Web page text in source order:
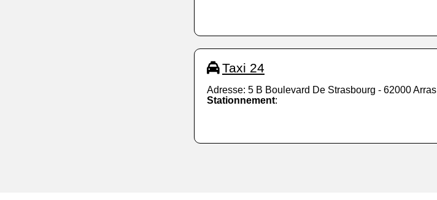
Taxi 24
Adresse: 5 B Boulevard De Strasbourg - 62000 Arras
Stationnement: